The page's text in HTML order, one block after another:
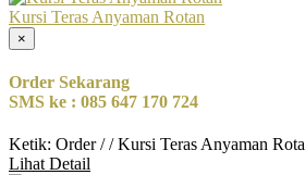
Kursi Teras Anyaman Rotan
×
Order Sekarang
SMS ke : 085 647 170 724
Ketik: Order / / Kursi Teras Anyaman
Lihat Detail